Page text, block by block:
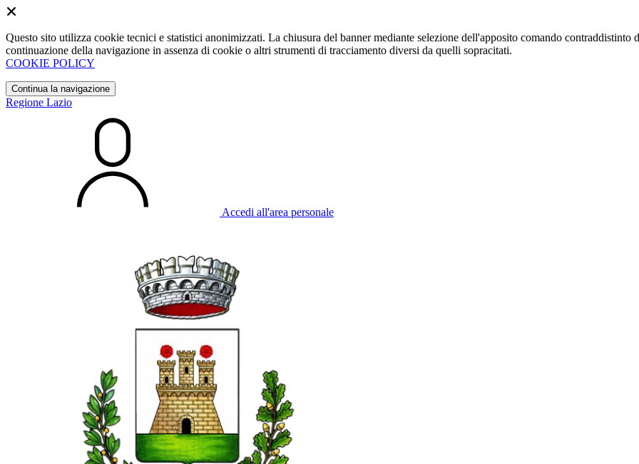
Questo sito utilizza cookie tecnici e statistici anonimizzati. La chiusura del banner mediante selezione dell'apposito comando
continuazione della navigazione in assenza di cookie o altri strumenti di tracciamento diversi da quelli sopracitati.
COOKIE POLICY
Continua la navigazione
Regione Lazio
Accedi all'area personale